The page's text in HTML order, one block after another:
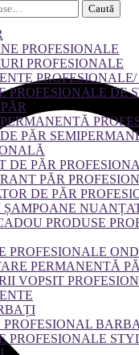
Caută
PROFESIONALE
PROFESIONALE
PROFESIONALE DE
PĂR
DE PĂR
PĂR
DE PĂR
ȘAMPOANE
PRODUSE
PROFESIONALE
PERMANENTĂ
VOPSIT
PROFESIONAL
PROFESIONALE